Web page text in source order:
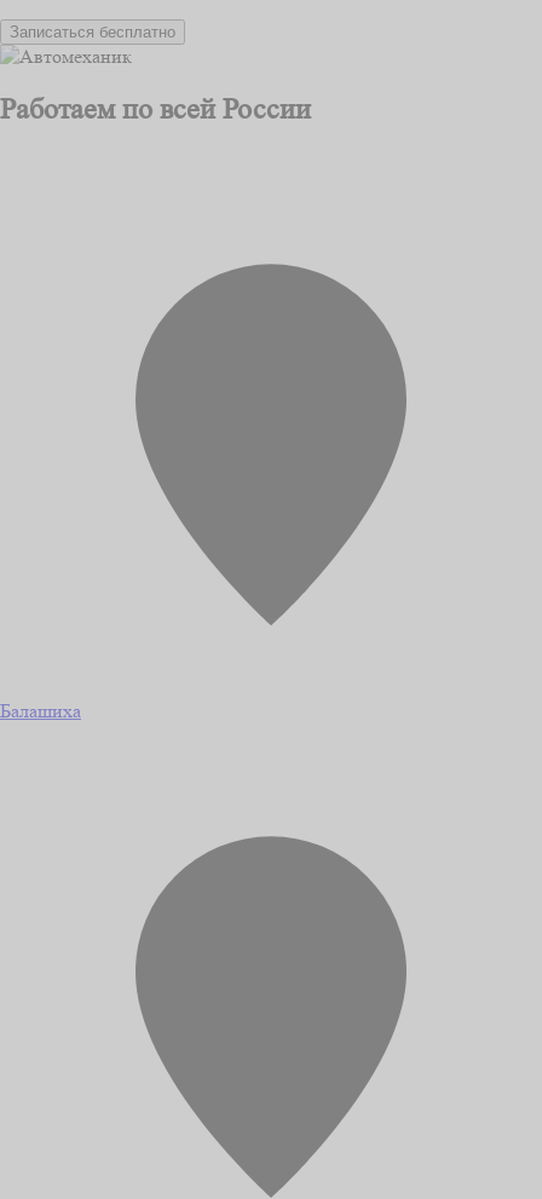
Записаться бесплатно
Работаем по всей России
Балашиха